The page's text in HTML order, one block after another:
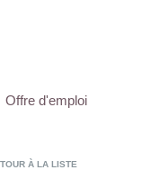
Offre d'emploi
À LA LISTE